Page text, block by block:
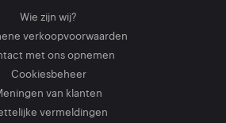
Wie zijn wij?
verkoopvoorwaarden
met ons opnemen
Cookiesbeheer
van klanten
vermeldingen